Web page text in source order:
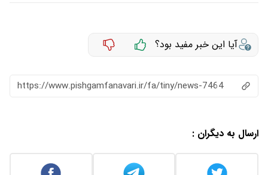
آیا این خبر مفید بود؟
https://www.pishgamfanavari.ir/fa/tiny/news-7464
ارسال به دیگران :